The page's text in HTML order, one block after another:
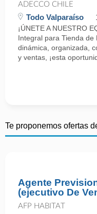
ADECCO CHILE
Todo Valparaíso
¡ÚNETE A NUESTRO
Integral para Tienda de
dinámica, organizada,
y ventas, ¡esta
Te proponemos ofertas
Agente
(ejecutivo De
AFP HABITAT